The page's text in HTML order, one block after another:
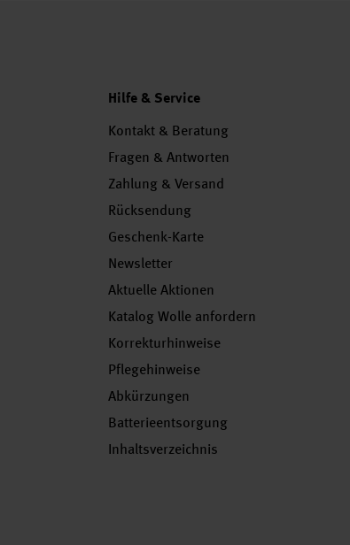
Hilfe & Service
Kontakt & Beratung
Fragen & Antworten
Zahlung & Versand
Rücksendung
Geschenk-Karte
Newsletter
Aktuelle Aktionen
Katalog Wolle anfordern
Korrekturhinweise
Pflegehinweise
Abkürzungen
Batterieentsorgung
Inhaltsverzeichnis